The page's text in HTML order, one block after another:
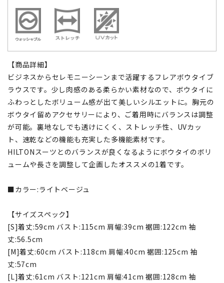
【商品詳細】
ビジネスからセレモニーシーンまで活躍するフレアボウタイブ
ラウスです。少し肉感のある柔らかい素材なので、ボウタイに
ふわっとしたボリューム感が出て美しいシルエットに。胸元の
ボウタイ留めアクセサリーにより、ご着用時にバランスは調整
が可能。裏地なしでも透けにくく、ストレッチ性、UVカッ
ト、速乾などの機能も充実した多機能素材です。
HILTONスーツとのバランスが良くなるようにボウタイのボリ
ュームや長さを調整して企画したオススメの1着です。
■カラー:ライトベージュ
【サイズスペック】
[S]着丈:59cm バスト:115cm 肩幅:39cm 裾囲:122cm 袖
丈:56.5cm
[M]着丈:60cm バスト:118cm 肩幅:40cm 裾囲:125cm 袖
丈:57cm
[L]着丈:61cm バスト:121cm 肩幅:41cm 裾囲:128cm 袖